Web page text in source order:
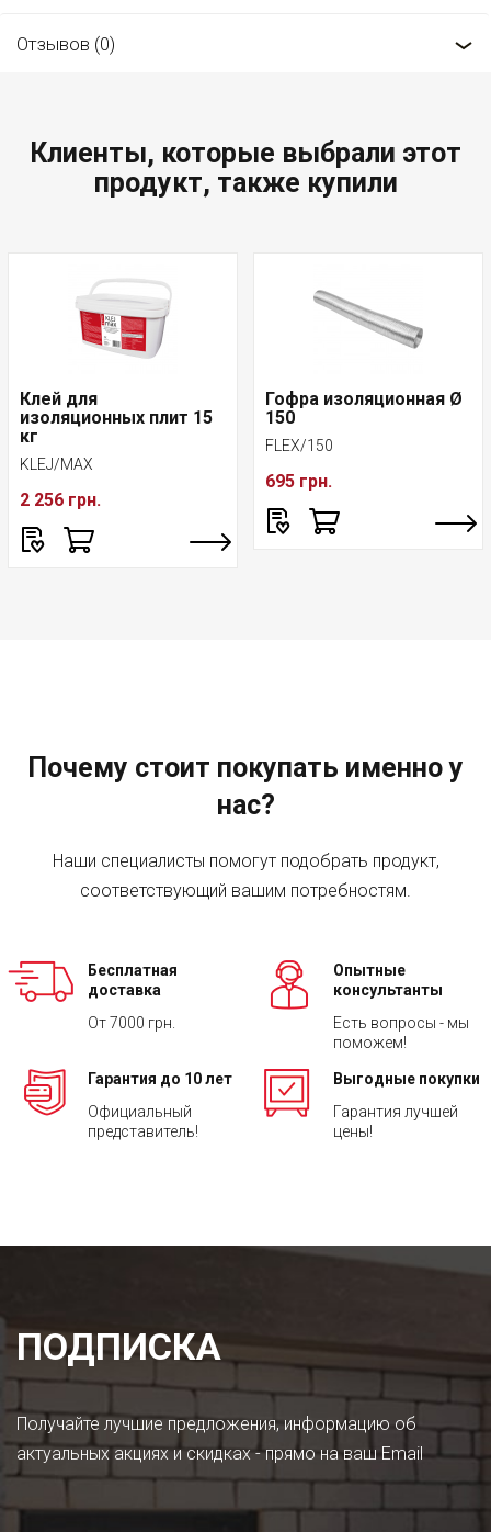
Отзывов (0)
Клиенты, которые выбрали этот
продукт, также купили
Клей для
изоляционных плит 15
кг
KLEJ/MAX
2 256 грн.
Гофра изоляционная Ø
150
FLEX/150
695 грн.
Почему стоит покупать именно у
нас?
Наши специалисты помогут подобрать продукт,
соответствующий вашим потребностям.
Бесплатная
доставка
От 7000 грн.
Опытные
консультанты
Есть вопросы - мы
поможем!
Гарантия до 10 лет
Официальный
представитель!
Выгодные покупки
Гарантия лучшей
цены!
ПОДПИСКА
Получайте лучшие предложения, информацию об
актуальных акциях и скидках - прямо на ваш Email